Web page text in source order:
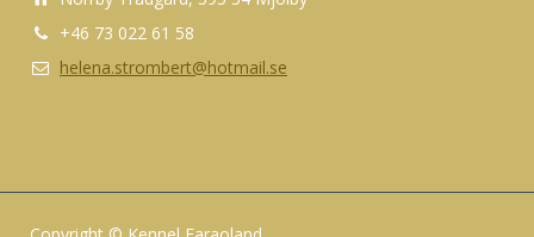
+46 73 022 61 58
helena.strombert@hotmail.se